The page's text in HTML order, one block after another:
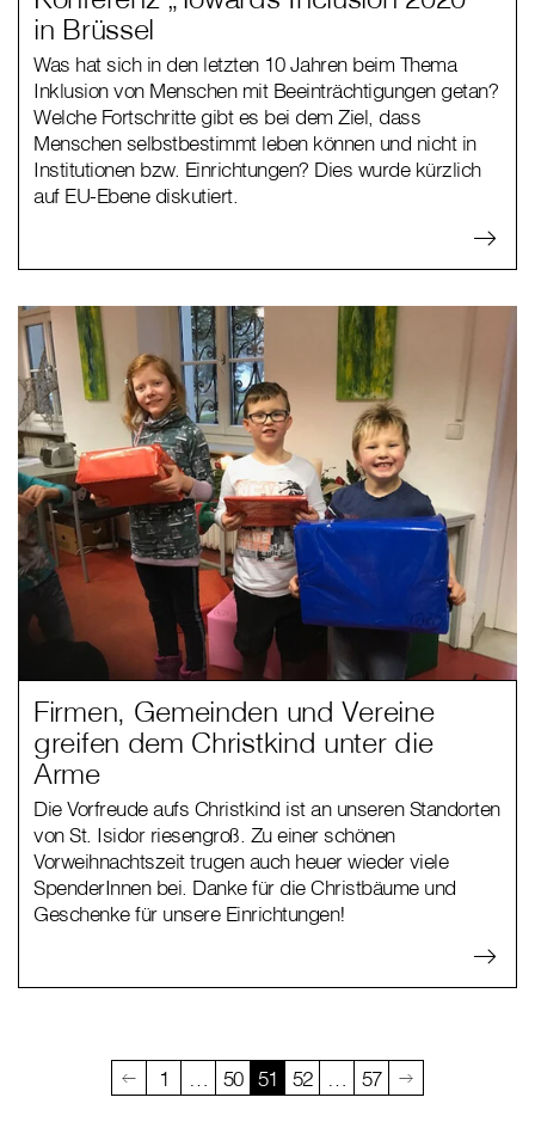
in Brüssel
Was hat sich in den letzten 10 Jahren beim Thema
Inklusion von Menschen mit Beeinträchtigungen getan?
Welche Fortschritte gibt es bei dem Ziel, dass
Menschen selbstbestimmt leben können und nicht in
Institutionen bzw. Einrichtungen? Dies wurde kürzlich
auf EU-Ebene diskutiert.
Firmen, Gemeinden und Vereine
greifen dem Christkind unter die
Arme
Die Vorfreude aufs Christkind ist an unseren Standorten
von St. Isidor riesengroß. Zu einer schönen
Vorweihnachtszeit trugen auch heuer wieder viele
SpenderInnen bei. Danke für die Christbäume und
Geschenke für unsere Einrichtungen!
1 50 51 52 57